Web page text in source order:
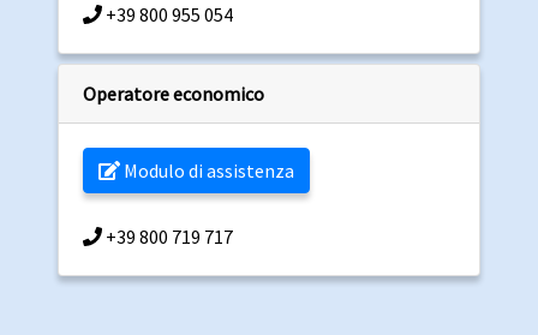
+39 800 955 054
Operatore economico
Modulo di assistenza
+39 800 719 717